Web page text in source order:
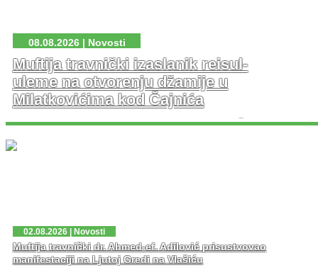
08.08.2026 | Novosti
Muftija travnički izaslanik reisul-
uleme na otvorenju džamije u
Milatkovićima kod Čajnića
U prisustvu velikog broja vjernika danas je u džematu
Milatkovići kod Čajniča svečano otvorena džamija koja
je porušena 1943. godine tokom Drugog svjetskog rata.
02.08.2026 | Novosti
Muftija travnički dr. Ahmed-ef. Adilović prisustvovao
manifestaciji na Ljutoj Gredi na Vlašiću